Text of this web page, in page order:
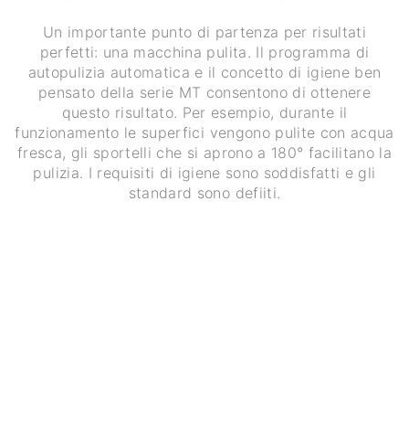
Un importante punto di partenza per risultati
perfetti: una macchina pulita. Il programma di
autopulizia automatica e il concetto di igiene ben
pensato della serie MT consentono di ottenere
questo risultato. Per esempio, durante il
funzionamento le superfici vengono pulite con acqua
fresca, gli sportelli che si aprono a 180° facilitano la
pulizia. I requisiti di igiene sono soddisfatti e gli
standard sono defiiti.